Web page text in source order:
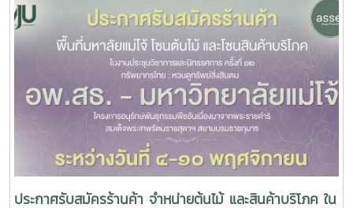
ประกาศรับสมัครร้านค้า จำหน่ายต้นไม้ และสินค้าบริโภค ใน